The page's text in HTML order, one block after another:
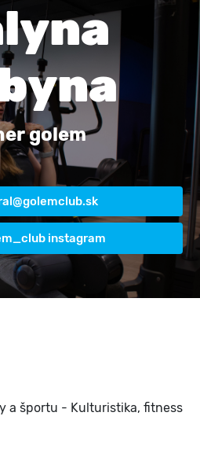
golem
instagram
a športu - Kulturistika, fitness